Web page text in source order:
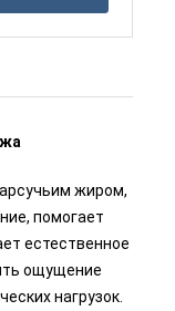
жиром,
помогает
естественное
ощущение
нагрузок.